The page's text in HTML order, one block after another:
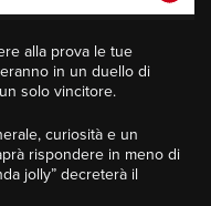
alla prova le tue
in un duello di
un solo vincitore.
curiosità e un
rispondere in meno di
jolly” decreterà il